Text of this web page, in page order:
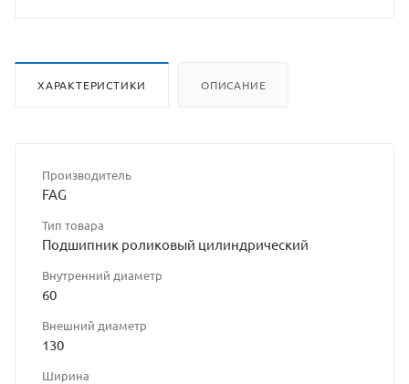
ХАРАКТЕРИСТИКИ ОПИСАНИЕ
Производитель
FAG
Тип товара
Подшипник роликовый цилиндрический
Внутренний диаметр
60
Внешний диаметр
130
Ширина